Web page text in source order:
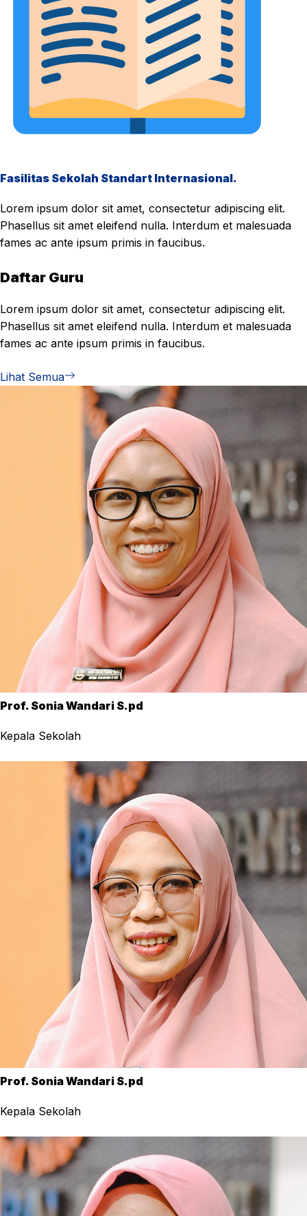
Fasilitas Sekolah Standart Internasional.
Lorem ipsum dolor sit amet, consectetur adipiscing elit.
Phasellus sit amet eleifend nulla. Interdum et malesuada
fames ac ante ipsum primis in faucibus.
Daftar Guru
Lorem ipsum dolor sit amet, consectetur adipiscing elit.
Phasellus sit amet eleifend nulla. Interdum et malesuada
fames ac ante ipsum primis in faucibus.
Lihat Semua
Prof. Sonia Wandari S.pd
Kepala Sekolah
Prof. Sonia Wandari S.pd
Kepala Sekolah